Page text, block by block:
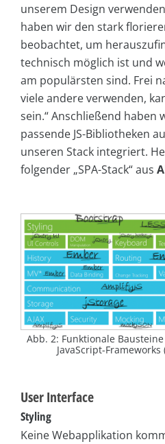
unserem Design
haben wir den stark
beobachtet, um
technisch möglich ist und
am populärsten sind. Frei
viele andere verwenden,
sein.“ Anschließend haben
passende JS-Bibliotheken
unseren Stack integriert.
folgender „SPA-Stack“ aus
Abb. 2: Funktionale
JavaScript-Frameworks
User Interface
Styling
Keine Webapplikation